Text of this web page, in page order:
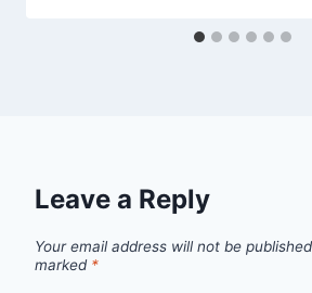
Leave a Reply
Your email address will not be
marked *